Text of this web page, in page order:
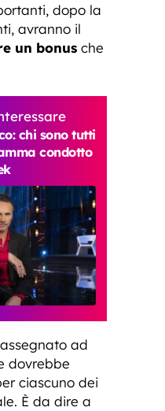
dopo la
avranno il
un bonus che
chi sono tutti
condotto
ad
dovrebbe
ciascuno dei
È da dire a